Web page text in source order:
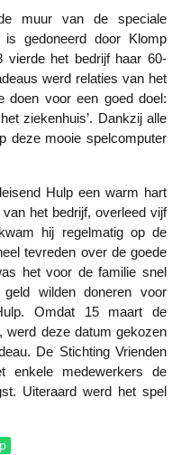
is gedoneerd door Klomp
vierde het bedrijf haar 60-
werd relaties van het
doen voor een goed doel:
ziekenhuis’. Dankzij alle
deze mooie spelcomputer
het bedrijf, overleed vijf
hij regelmatig op de
tevreden over de goede
het voor de familie snel
wilden doneren voor
Omdat 15 maart de
werd deze datum gekozen
De Stichting Vrienden
enkele medewerkers de
Uiteraard werd het spel